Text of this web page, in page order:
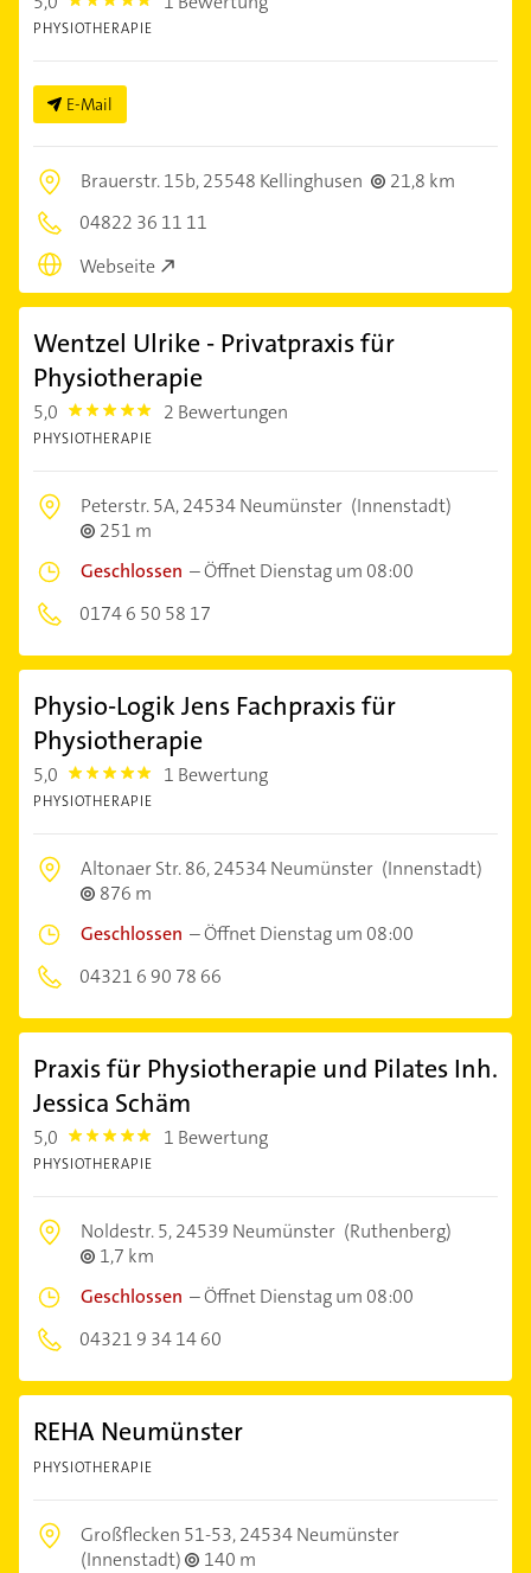
PHYSIOTHERAPIE
E-Mail
Brauerstr. 15b,25548 Kellinghusen
21,8 km
04822 36 11 11
Webseite
Wentzel Ulrike - Privatpraxis für
Physiotherapie
5,0 5.0 2 Bewertungen
PHYSIOTHERAPIE
Peterstr. 5A,24534 Neumünster (Innenstadt)
251 m
Geschlossen –Öffnet Dienstag um 08:00
0174 6 50 58 17
Physio-Logik Jens Fachpraxis für
Physiotherapie
5,0 5.0 1 Bewertung
PHYSIOTHERAPIE
Altonaer Str. 86,24534 Neumünster (Innenstadt)
876 m
Geschlossen –Öffnet Dienstag um 08:00
04321 6 90 78 66
Praxis für Physiotherapie und Pilates Inh.
Jessica Schäm
5,0 5.0 1 Bewertung
PHYSIOTHERAPIE
Noldestr. 5,24539 Neumünster (Ruthenberg)
1,7 km
Geschlossen –Öffnet Dienstag um 08:00
04321 9 34 14 60
REHA Neumünster
PHYSIOTHERAPIE
Großflecken 51-53,24534 Neumünster
(Innenstadt)
140 m